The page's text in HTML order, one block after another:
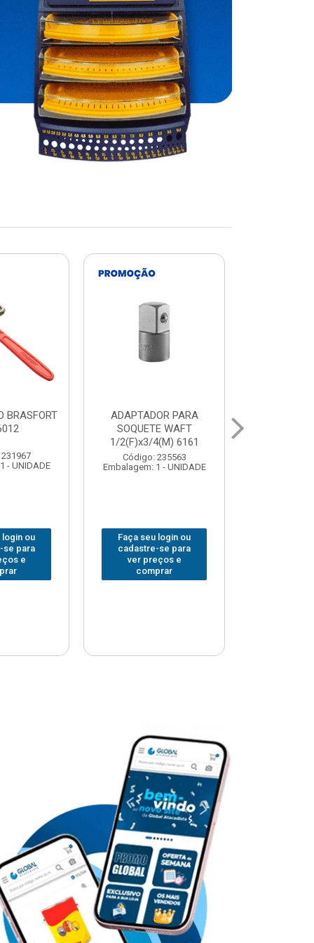
PARA
WAFT
- UNIDADE
login ou
se para
e
ABAJOUR LED
BRASFORT COB MESA
7844
Código: 310379
Embalagem: 1 - UNIDADE
Faça seu login ou
cadastre-se para
ver preços e
comprar